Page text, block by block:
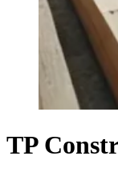
TP